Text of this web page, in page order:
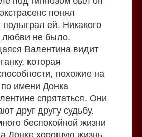
понял
подыграл ей. Никакого
любви не было.
Валентина видит
которая
похожие на
имени Донка
спрятаться. Они
друг другу судьбу.
беспокойной жизни
Донке хорошую жизнь,